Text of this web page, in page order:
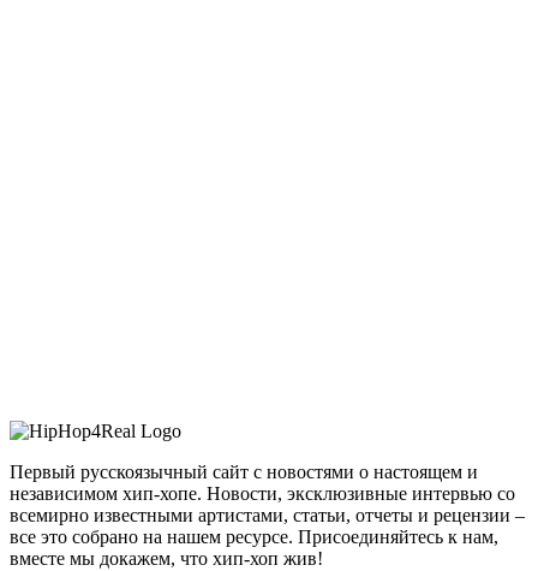
Первый русскоязычный сайт с новостями о настоящем и
независимом хип-хопе. Новости, эксклюзивные интервью со
всемирно известными артистами, статьи, отчеты и рецензии –
все это собрано на нашем ресурсе. Присоединяйтесь к нам,
вместе мы докажем, что хип-хоп жив!